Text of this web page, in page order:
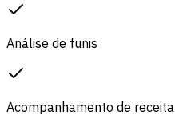
Análise de funis
Acompanhamento de receita